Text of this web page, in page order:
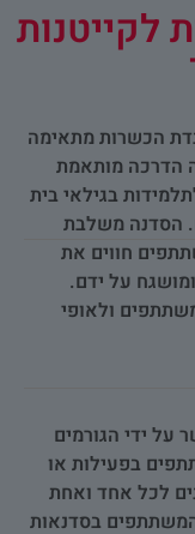
לקייטנות
הכשרות מתאימה
הגילאים ובמיוחד לגילאי 8-18 ה הדרכה מותאמת
בגילאי בית
הסדנה משלבת
חווים את
על ידם.
ולאופי
על ידי הגורמים
בפעילות או
לכל אחד ואחת
בסדנאות